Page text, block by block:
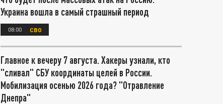
Украина вошла в самый страшный период
08:00 СВО
Главное к вечеру 7 августа. Хакеры узнали, кто
"сливал" СБУ координаты целей в России.
Мобилизация осенью 2026 года? "Отравление
Днепра"